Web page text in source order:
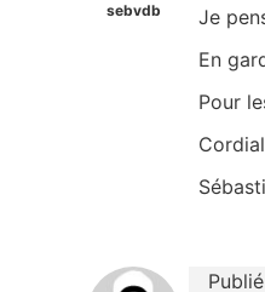
sebvdb
Je
En
Pour